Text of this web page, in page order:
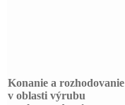
Konanie a rozhodovanie
v oblasti výrubu